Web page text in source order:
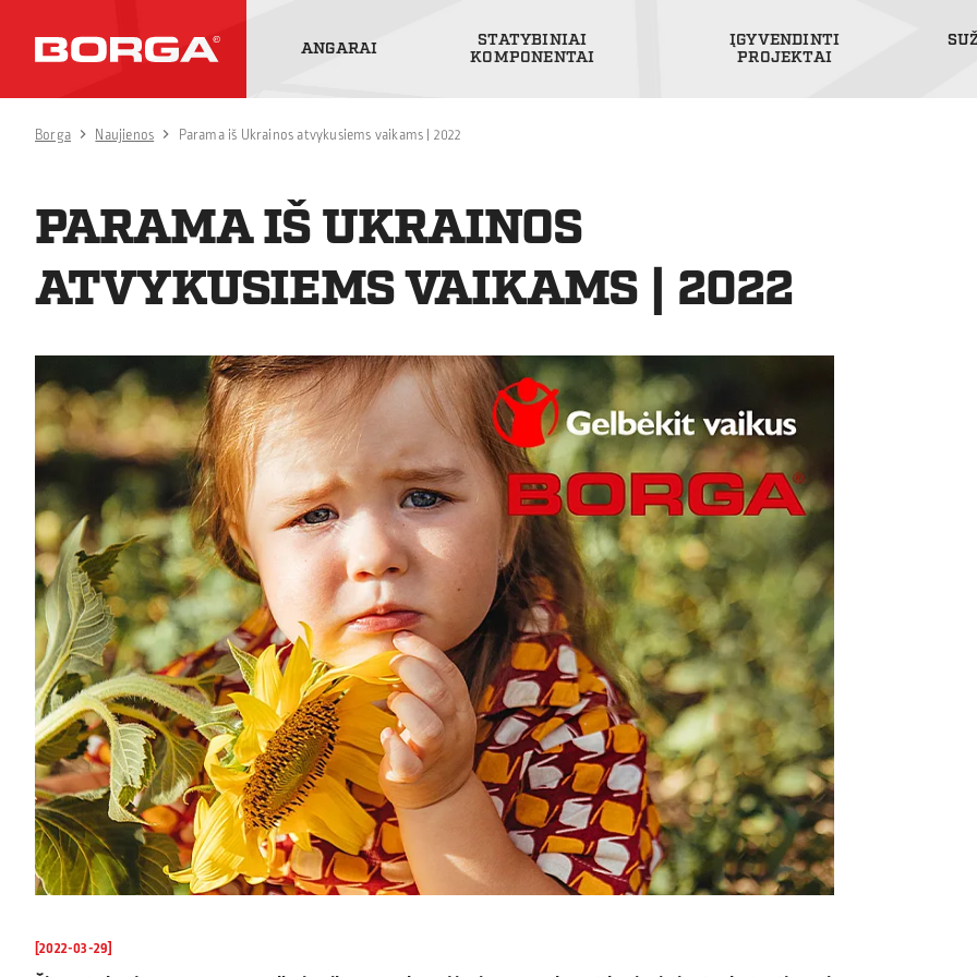
ANGARAI
STATYBINIAI
KOMPONENTAI
ĮGYVENDINTI
PROJEKTAI
Borga Naujienos Parama iš Ukrainos atvykusiems vaikams | 2022
PARAMA IŠ UKRAINOS
ATVYKUSIEMS VAIKAMS | 2022
[2022-03-29]